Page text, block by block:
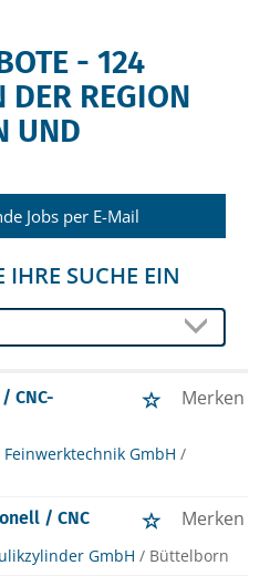
- 124
DER REGION
UND
Jobs per E-Mail
IHRE SUCHE EIN
CNC-
Merken
GmbH /
/ CNC
Merken
GmbH / Büttelborn